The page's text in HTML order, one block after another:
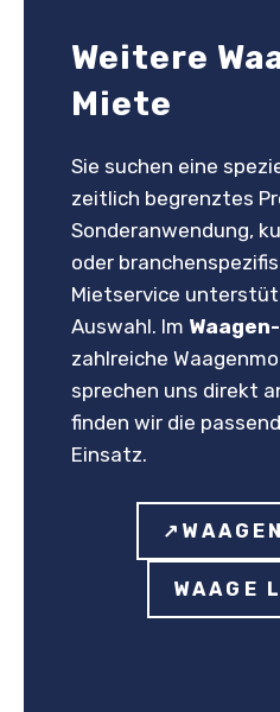
Weitere
Miete
Sie suchen eine
zeitlich begrenztes
Sonderanwendung,
oder
Mietservice
Auswahl. Im
zahlreiche
sprechen uns direkt
finden wir die
Einsatz.
WAAGE